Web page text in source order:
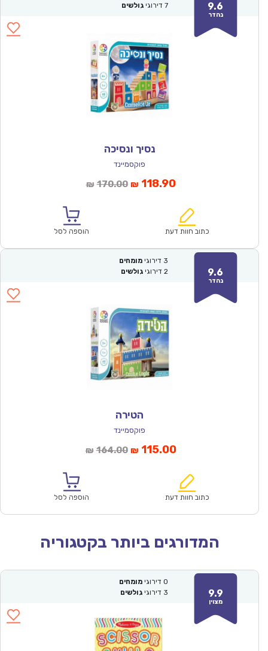
9.6
נהדר
7 דירוגי גולשים
נסיך ונסיכה
פוקסמיינד
₪ 170.00המחיר
₪170.00.
₪ 118.90המחיר
הוא:
כתוב חוות דעת הוספה לסל
9.6
נהדר
3 דירוגי מומחים
2 דירוגי גולשים
הטירה
פוקסמיינד
₪ 164.00המחיר
₪164.00.
₪ 115.00המחיר
הוא:
כתוב חוות דעת הוספה לסל
המדורגים ביותר בקטגוריה
9.9
מצוין
0 דירוגי מומחים
3 דירוגי גולשים